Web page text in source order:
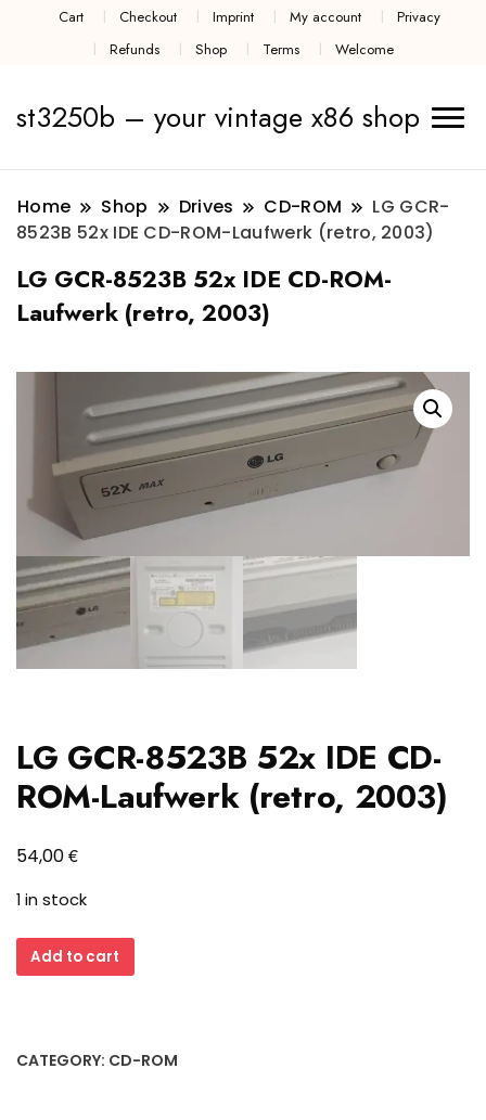
Cart Checkout Imprint My account
Privacy
Refunds
Shop Terms Welcome
st3250b – your vintage x86 shop
Home Shop Drives CD-ROM
LG GCR-
8523B 52x IDE CD-ROM-Laufwerk (retro, 2003)
LG GCR-8523B 52x IDE CD-ROM-
Laufwerk (retro, 2003)
LG GCR-8523B 52x IDE CD-
ROM-Laufwerk (retro, 2003)
54,00€
1 in stock
LG
GCR-
IDE
Add to cart
CATEGORY: CD-ROM